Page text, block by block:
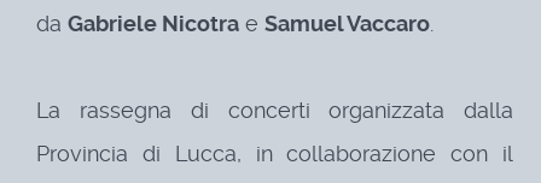
da Gabriele Nicotra e Samuel Vaccaro.
La rassegna di concerti organizzata dalla
Provincia di Lucca, in collaborazione con il